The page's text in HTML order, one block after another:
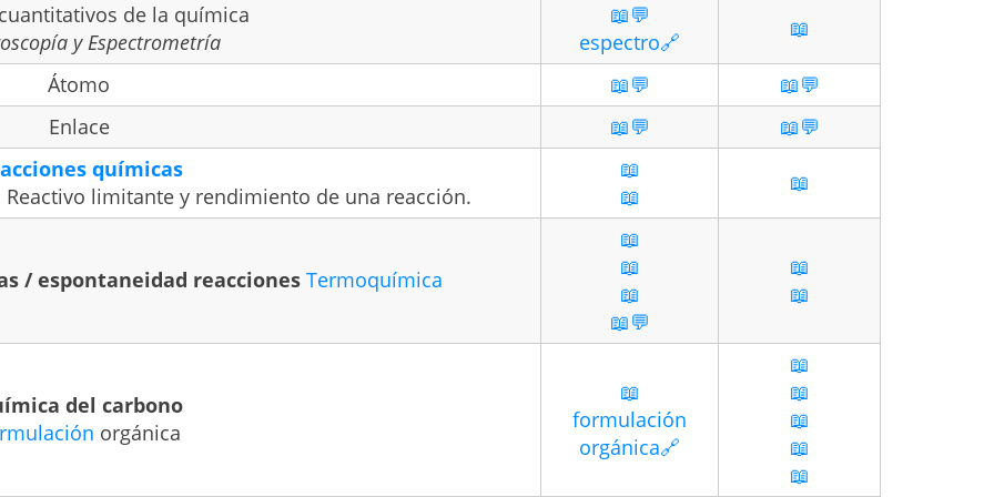
de la química
y Espectrometría
📖💬
espectro🔗
📖
Átomo 📖💬
📖💬
Enlace
📖💬
📖💬
químicas
limitante y rendimiento de una reacción.
📖
📖
📖
/ espontaneidad reacciones Termoquímica
📖
📖
📖
📖💬
📖
📖
del carbono
orgánica
📖
formulación
orgánica🔗
📖
📖
📖
📖
📖